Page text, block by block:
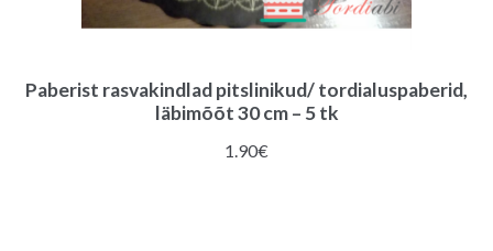
Paberist rasvakindlad pitslinikud/ tordialuspaberid,
läbimõõt 30 cm – 5 tk
1.90€